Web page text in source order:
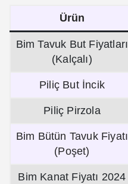
Ürün
Bim Tavuk But Fiyatları
(Kalçalı)
Piliç But İncik
Piliç Pirzola
Bim Bütün Tavuk Fiyatı
(Poşet)
Bim Kanat Fiyatı 2024